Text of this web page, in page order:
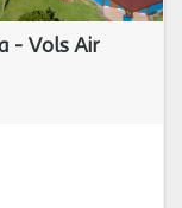
- Vols Air